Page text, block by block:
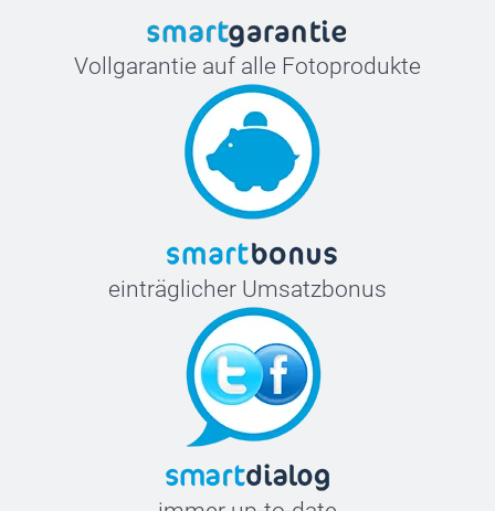
Vollgarantie auf alle Fotoprodukte
einträglicher Umsatzbonus